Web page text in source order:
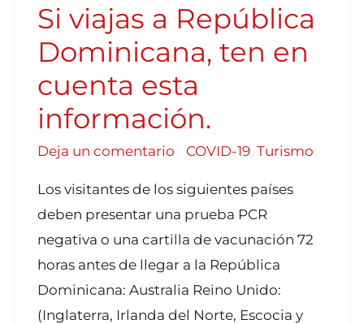
Si viajas a República
Dominicana, ten en
cuenta esta
información.
Deja un comentario COVID-19, Turismo
Los visitantes de los siguientes países
deben presentar una prueba PCR
negativa o una cartilla de vacunación 72
horas antes de llegar a la República
Dominicana: Australia Reino Unido:
(Inglaterra, Irlanda del Norte, Escocia y
TEN
EN
CUENTA
INFORMACIÓN.